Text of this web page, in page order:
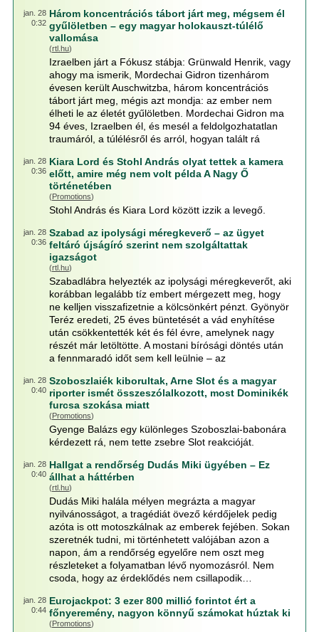
jan. 28
0:32
Három koncentrációs tábort járt meg, mégsem él
gyűlöletben – egy magyar holokauszt-túlélő
vallomása
(rtl.hu)
Izraelben járt a Fókusz stábja: Grünwald Henrik, vagy
ahogy ma ismerik, Mordechai Gidron tizenhárom
évesen került Auschwitzba, három koncentrációs
tábort járt meg, mégis azt mondja: az ember nem
élheti le az életét gyűlöletben. Mordechai Gidron ma
94 éves, Izraelben él, és mesél a feldolgozhatatlan
traumáról, a túlélésről és arról, hogyan talált rá
jan. 28
0:36
Kiara Lord és Stohl András olyat tettek a kamera
előtt, amire még nem volt példa A Nagy Ő
történetében
(Promotions)
Stohl András és Kiara Lord között izzik a levegő.
jan. 28
0:36
Szabad az ipolysági méregkeverő – az ügyet
feltáró újságíró szerint nem szolgáltattak
igazságot
(rtl.hu)
Szabadlábra helyezték az ipolysági méregkeverőt, aki
korábban legalább tíz embert mérgezett meg, hogy
ne kelljen visszafizetnie a kölcsönkért pénzt. Gyönyör
Teréz eredeti, 25 éves büntetését a vád enyhítése
után csökkentették két és fél évre, amelynek nagy
részét már letöltötte. A mostani bírósági döntés után
a fennmaradó időt sem kell leülnie – az
jan. 28
0:40
Szoboszlaiék kiborultak, Arne Slot és a magyar
riporter ismét összeszólalkozott, most Dominikék
furcsa szokása miatt
(Promotions)
Gyenge Balázs egy különleges Szoboszlai-babonára
kérdezett rá, nem tette zsebre Slot reakcióját.
jan. 28
0:40
Hallgat a rendőrség Dudás Miki ügyében – Ez
állhat a háttérben
(rtl.hu)
Dudás Miki halála mélyen megrázta a magyar
nyilvánosságot, a tragédiát övező kérdőjelek pedig
azóta is ott motoszkálnak az emberek fejében. Sokan
szeretnék tudni, mi történhetett valójában azon a
napon, ám a rendőrség egyelőre nem oszt meg
részleteket a folyamatban lévő nyomozásról. Nem
csoda, hogy az érdeklődés nem csillapodik…
jan. 28
0:44
Eurojackpot: 3 ezer 800 millió forintot ért a
főnyeremény, nagyon könnyű számokat húztak ki
(Promotions)